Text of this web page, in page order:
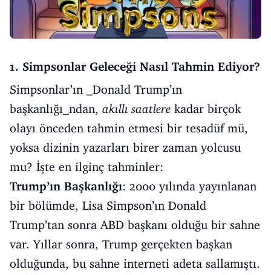
1. Simpsonlar Geleceği Nasıl Tahmin Ediyor?
Simpsonlar’ın _Donald Trump’ın
başkanlığı_ndan, akıllı saatlere kadar birçok
olayı önceden tahmin etmesi bir tesadüf mü,
yoksa dizinin yazarları birer zaman yolcusu
mu? İşte en ilginç tahminler:
Trump’ın Başkanlığı: 2000 yılında yayınlanan
bir bölümde, Lisa Simpson’ın Donald
Trump’tan sonra ABD başkanı olduğu bir sahne
var. Yıllar sonra, Trump gerçekten başkan
olduğunda, bu sahne interneti adeta sallamıştı.